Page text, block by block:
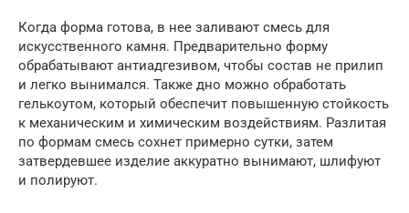
Когда форма готова, в нее заливают смесь для
искусственного камня. Предварительно форму
обрабатывают антиадгезивом, чтобы состав не прилип
и легко вынимался. Также дно можно обработать
гелькоутом, который обеспечит повышенную стойкость
к механическим и химическим воздействиям. Разлитая
по формам смесь сохнет примерно сутки, затем
затвердевшее изделие аккуратно вынимают, шлифуют
и полируют.